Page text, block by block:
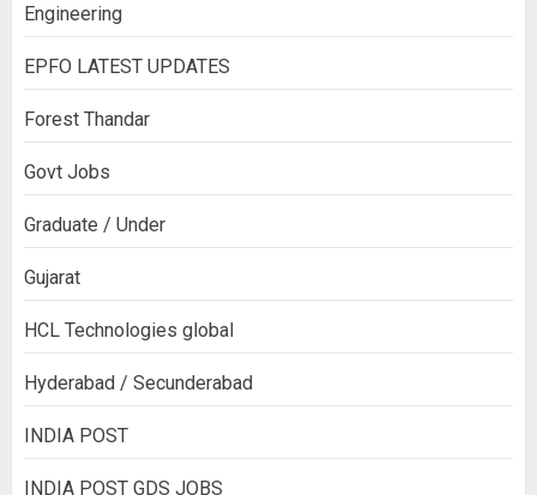
Engineering
EPFO LATEST UPDATES
Forest Thandar
Govt Jobs
Graduate / Under
Gujarat
HCL Technologies global
Hyderabad / Secunderabad
INDIA POST
INDIA POST GDS JOBS